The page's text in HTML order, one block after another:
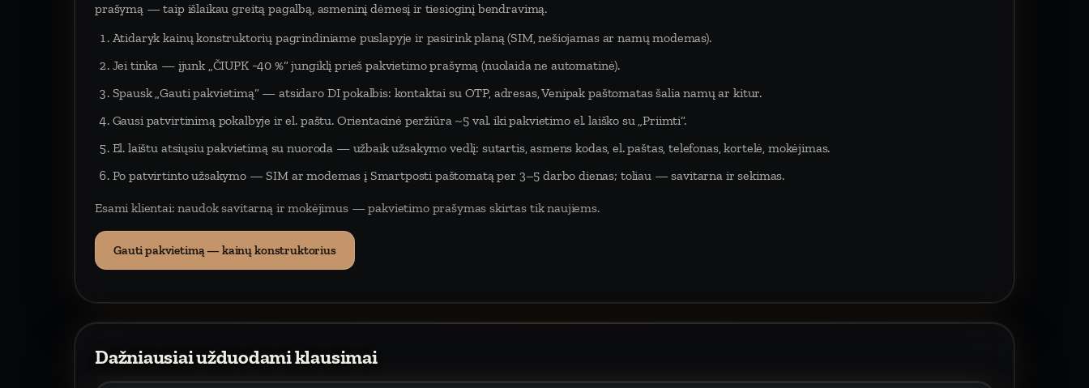
prašymą — taip išlaikau greitą pagalbą, asmeninį dėmesį ir tiesioginį bendravimą.
Atidaryk kainų konstruktorių pagrindiniame puslapyje ir pasirink planą (SIM, nešiojamas ar namų modemas).
Jei tinka — įjunk „ČIUPK −40 %“ jungiklį prieš pakvietimo prašymą (nuolaida ne automatinė).
Spausk „Gauti pakvietimą“ — atsidaro DI pokalbis: kontaktai su OTP, adresas, Venipak paštomatas šalia namų ar kitur.
Gausi patvirtinimą pokalbyje ir el. paštu. Orientacinė peržiūra ~5 val. iki pakvietimo el. laiško su „Priimti“.
El. laištu atsiųsiu pakvietimą su nuoroda — užbaik užsakymo vedlį: sutartis, asmens kodas, el. paštas, telefonas, kortelė, mokėjimas.
Po patvirtinto užsakymo — SIM ar modemas į Smartposti paštomatą per 3–5 darbo dienas; toliau — savitarna ir sekimas.
Esami klientai: naudok savitarną ir mokėjimus — pakvietimo prašymas skirtas tik naujiems.
Gauti pakvietimą — kainų konstruktorius
Dažniausiai užduodami klausimai